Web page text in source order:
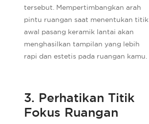
tersebut. Mempertimbangkan arah
pintu ruangan saat menentukan titik
awal pasang keramik lantai akan
menghasilkan tampilan yang lebih
rapi dan estetis pada ruangan kamu.
3. Perhatikan Titik
Fokus Ruangan